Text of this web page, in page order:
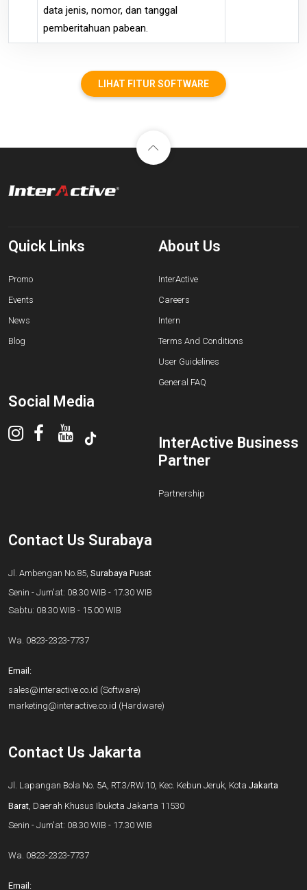
data jenis, nomor, dan tanggal
pemberitahuan pabean.
LIHAT FITUR SOFTWARE
Quick Links
Promo
Events
News
Blog
Social Media
About Us
InterActive
Careers
Intern
Terms And Conditions
User Guidelines
General FAQ
InterActive Business
Partner
Partnership
Contact Us Surabaya
Jl. Ambengan No.85, Surabaya Pusat
Senin - Jum'at: 08.30 WIB - 17.30 WIB
Sabtu: 08.30 WIB - 15.00 WIB
Wa. 0823-2323-7737
Email:
sales@interactive.co.id (Software)
marketing@interactive.co.id (Hardware)
Contact Us Jakarta
Jl. Lapangan Bola No. 5A, RT.3/RW.10, Kec. Kebun Jeruk, Kota Jakarta
Barat, Daerah Khusus Ibukota Jakarta 11530
Senin - Jum'at: 08.30 WIB - 17.30 WIB
Wa. 0823-2323-7737
Email: